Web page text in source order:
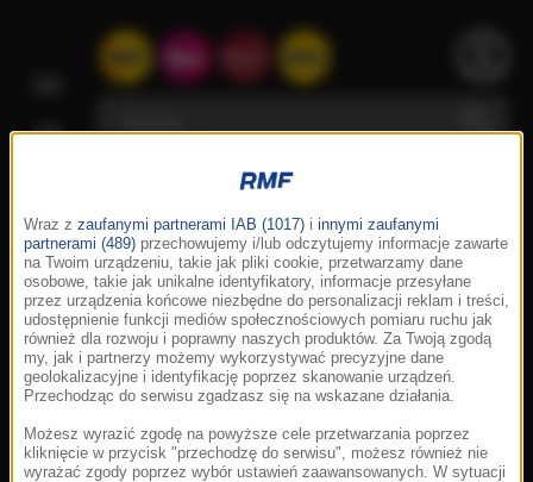
Wraz z zaufanymi partnerami IAB (1017) i innymi zaufanymi
partnerami (489) przechowujemy i/lub odczytujemy informacje zawarte
na Twoim urządzeniu, takie jak pliki cookie, przetwarzamy dane
osobowe, takie jak unikalne identyfikatory, informacje przesyłane
przez urządzenia końcowe niezbędne do personalizacji reklam i treści,
udostępnienie funkcji mediów społecznościowych pomiaru ruchu jak
również dla rozwoju i poprawny naszych produktów. Za Twoją zgodą
my, jak i partnerzy możemy wykorzystywać precyzyjne dane
geolokalizacyjne i identyfikację poprzez skanowanie urządzeń.
Przechodząc do serwisu zgadzasz się na wskazane działania.
Możesz wyrazić zgodę na powyższe cele przetwarzania poprzez
kliknięcie w przycisk "przechodzę do serwisu", możesz również nie
wyrażać zgody poprzez wybór ustawień zaawansowanych. W sytuacji